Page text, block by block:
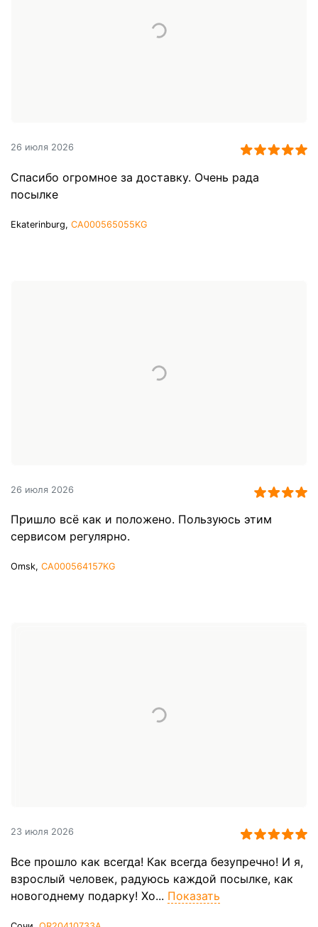
26 июля 2026
Спасибо огромное за доставку. Очень рада
посылке
Ekaterinburg, CA000565055KG
26 июля 2026
Пришло всё как и положено. Пользуюсь этим
сервисом регулярно.
Omsk, CA000564157KG
23 июля 2026
Все прошло как всегда! Как всегда безупречно! И я,
взрослый человек, радуюсь каждой посылке, как
новогоднему подарку! Хо... Показать